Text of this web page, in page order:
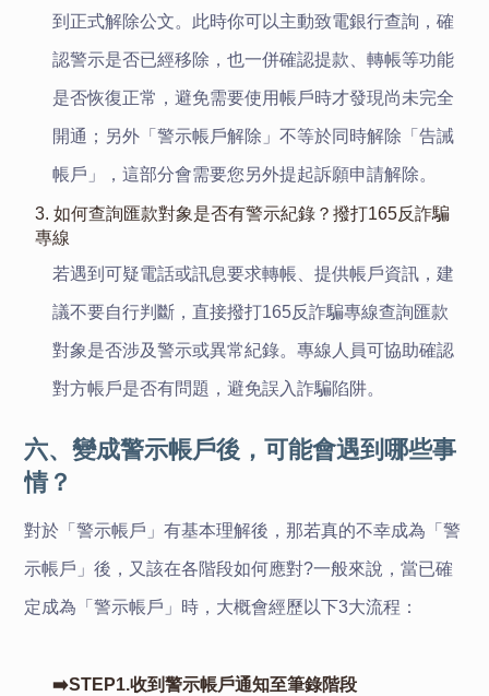
到正式解除公文。此時你可以主動致電銀行查詢，確
認警示是否已經移除，也一併確認提款、轉帳等功能
是否恢復正常，避免需要使用帳戶時才發現尚未完全
開通；另外「警示帳戶解除」不等於同時解除「告誡
帳戶」，這部分會需要您另外提起訴願申請解除。
3. 如何查詢匯款對象是否有警示紀錄？撥打165反詐騙
專線
若遇到可疑電話或訊息要求轉帳、提供帳戶資訊，建
議不要自行判斷，直接撥打165反詐騙專線查詢匯款
對象是否涉及警示或異常紀錄。專線人員可協助確認
對方帳戶是否有問題，避免誤入詐騙陷阱。
六、變成警示帳戶後，可能會遇到哪些事
情？
對於「警示帳戶」有基本理解後，那若真的不幸成為「警
示帳戶」後，又該在各階段如何應對?一般來說，當已確
定成為「警示帳戶」時，大概會經歷以下3大流程：
➡️STEP1.收到警示帳戶通知至筆錄階段